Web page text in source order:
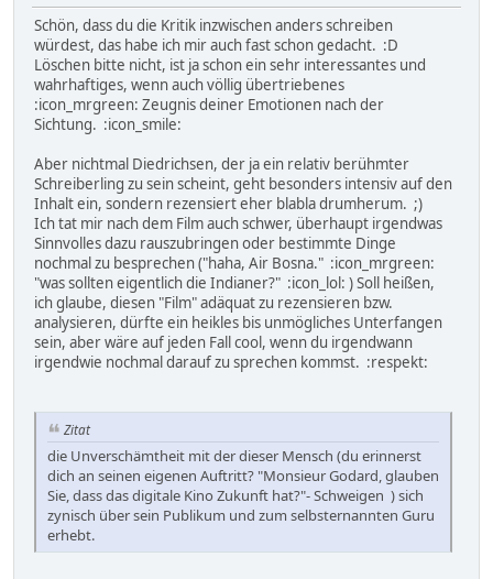
Schön, dass du die Kritik inzwischen anders schreiben
würdest, das habe ich mir auch fast schon gedacht. :D
Löschen bitte nicht, ist ja schon ein sehr interessantes und
wahrhaftiges, wenn auch völlig übertriebenes
:icon_mrgreen: Zeugnis deiner Emotionen nach der
Sichtung. :icon_smile:
Aber nichtmal Diedrichsen, der ja ein relativ berühmter
Schreiberling zu sein scheint, geht besonders intensiv auf den
Inhalt ein, sondern rezensiert eher blabla drumherum. ;)
Ich tat mir nach dem Film auch schwer, überhaupt irgendwas
Sinnvolles dazu rauszubringen oder bestimmte Dinge
nochmal zu besprechen ("haha, Air Bosna." :icon_mrgreen:
"was sollten eigentlich die Indianer?" :icon_lol: ) Soll heißen,
ich glaube, diesen "Film" adäquat zu rezensieren bzw.
analysieren, dürfte ein heikles bis unmögliches Unterfangen
sein, aber wäre auf jeden Fall cool, wenn du irgendwann
irgendwie nochmal darauf zu sprechen kommst. :respekt:
Zitat
die Unverschämtheit mit der dieser Mensch (du erinnerst
dich an seinen eigenen Auftritt? "Monsieur Godard, glauben
Sie, dass das digitale Kino Zukunft hat?"- Schweigen ) sich
zynisch über sein Publikum und zum selbsternannten Guru
erhebt.